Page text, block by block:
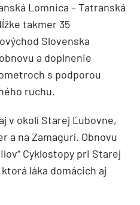
Lomnica – Tatranská
takmer 35
Slovenska
a doplnenie
s podporou
ruchu.
v okolí Starej Ľubovne,
a na Zamagurí. Obnovu
Cyklostopy pri Starej
láka domácich aj